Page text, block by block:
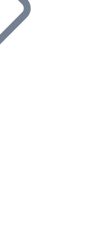
e comercialize
nosso serviço de